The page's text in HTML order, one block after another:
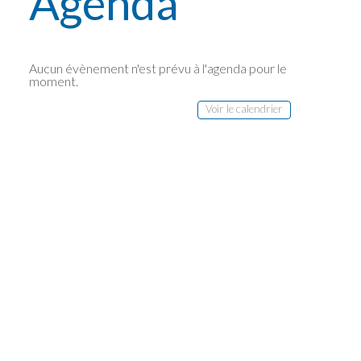
Téléchargements
: catalogues, manuels d'utilisation
Aucun évènement n'est prévu à l'agenda pour le
moment.
Voir le calendrier